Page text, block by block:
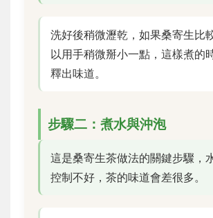
洗好後稍微瀝乾，如果桑寄生比
以用手稍微掰小一點，這樣煮的
釋出味道。
步驟二：煮水與沖泡
這是桑寄生茶做法的關鍵步驟，
控制不好，茶的味道會差很多。